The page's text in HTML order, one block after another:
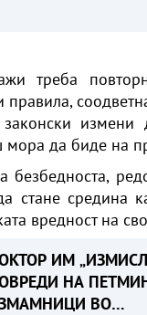
треба
правила,
измени
мора да биде на
безбедноста,
стане средина
вредност на
ИМ
НА
ВО